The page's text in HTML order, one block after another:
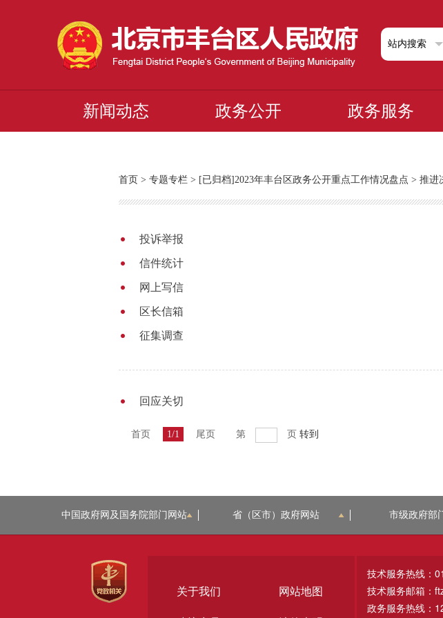
新闻动态 政务公开 政务服务
首页 > 专题专栏 > [已归档]2023年丰台区政务公开重点工作情况盘点 > 推进
投诉举报
信件统计
网上写信
区长信箱
征集调查
回应关切
首页 1/1 尾页 第 页 转到
中国政府网及国务院部门网站 省（区市）政府网站 市级政府部
关于我们 网站地图
技术服务热线：
技术服务邮箱：
政务服务热线：